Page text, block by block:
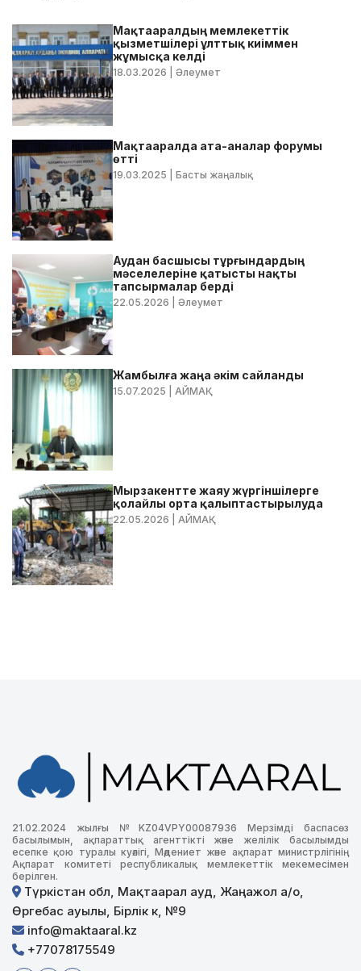
Мақтааралдың мемлекеттік
қызметшілері ұлттық киіммен
жұмысқа келді
18.03.2026 | Әлеумет
Мақтааралда ата-аналар форумы
өтті
19.03.2025 | Басты жаңалық
Аудан басшысы тұрғындардың
мәселелеріне қатысты нақты
тапсырмалар берді
22.05.2026 | Әлеумет
Жамбылға жаңа әкім сайланды
15.07.2025 | АЙМАҚ
Мырзакентте жаяу жүргіншілерге
қолайлы орта қалыптастырылуда
22.05.2026 | АЙМАҚ
21.02.2024 жылғы №KZ04VPY00087936 Мерзімді баспасөз
басылымын, ақпараттық агенттікті және желілік басылымды
есепке қою туралы куәлігі, Мәдениет және ақпарат министрлігінің
Ақпарат комитеті республикалық мемлекеттік мекемесімен
берілген.
Түркістан обл, Мақтаарал ауд, Жаңажол а/о,
Өргебас ауылы, Бірлік к, №9
info@maktaaral.kz
+77078175549